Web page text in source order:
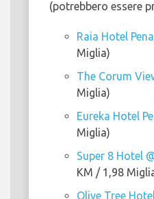
(potrebbero essere
Raia Hotel
Miglia)
The Corum
Miglia)
Eureka Hotel
Miglia)
Super 8 Hotel
KM / 1,98
Olive Tree